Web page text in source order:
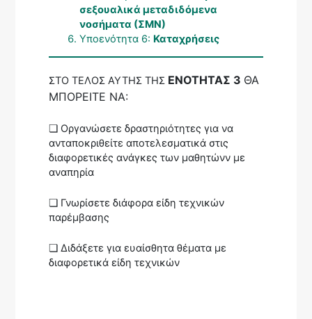
σεξουαλικά μεταδιδόμενα
νοσήματα (ΣΜΝ)
Υποενότητα 6: Καταχρήσεις
ΣΤΟ ΤΕΛΟΣ ΑΥΤΗΣ ΤΗΣ ΕΝΟΤΗΤΑΣ 3 ΘΑ
ΜΠΟΡΕΙΤΕ ΝΑ:
❏ Οργανώσετε δραστηριότητες για να
ανταποκριθείτε αποτελεσματικά στις
διαφορετικές ανάγκες των μαθητώνν με
αναπηρία
❏ Γνωρίσετε διάφορα είδη τεχνικών
παρέμβασης
❏ Διδάξετε για ευαίσθητα θέματα με
διαφορετικά είδη τεχνικών